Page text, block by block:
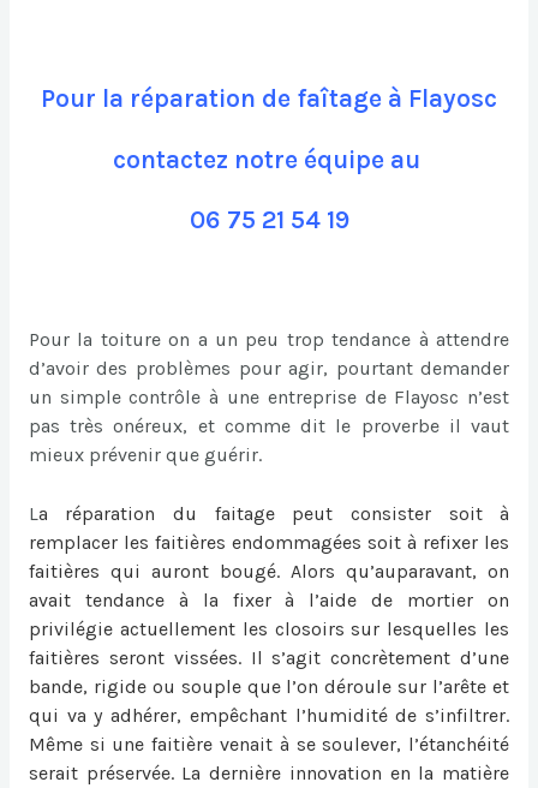
Pour la réparation de faîtage à Flayosc
contactez notre équipe au
06 75 21 54 19
Pour la toiture on a un peu trop tendance à attendre
d’avoir des problèmes pour agir, pourtant demander
un simple contrôle à une entreprise de Flayosc n’est
pas très onéreux, et comme dit le proverbe il vaut
mieux prévenir que guérir.
L a réparation du faitage peut consister soit à
remplacer les faitières endommagées soit à refixer les
faitières qui auront bougé. Alors qu’auparavant, on
avait tendance à la fixer à l’aide de mortier on
privilégie actuellement les closoirs sur lesquelles les
faitières seront vissées. Il s’agit concrètement d’une
bande, rigide ou souple que l’on déroule sur l’arête et
qui va y adhérer, empêchant l’humidité de s’infiltrer.
Même si une faitière venait à se soulever, l’étanchéité
serait préservée. La dernière innovation en la matière